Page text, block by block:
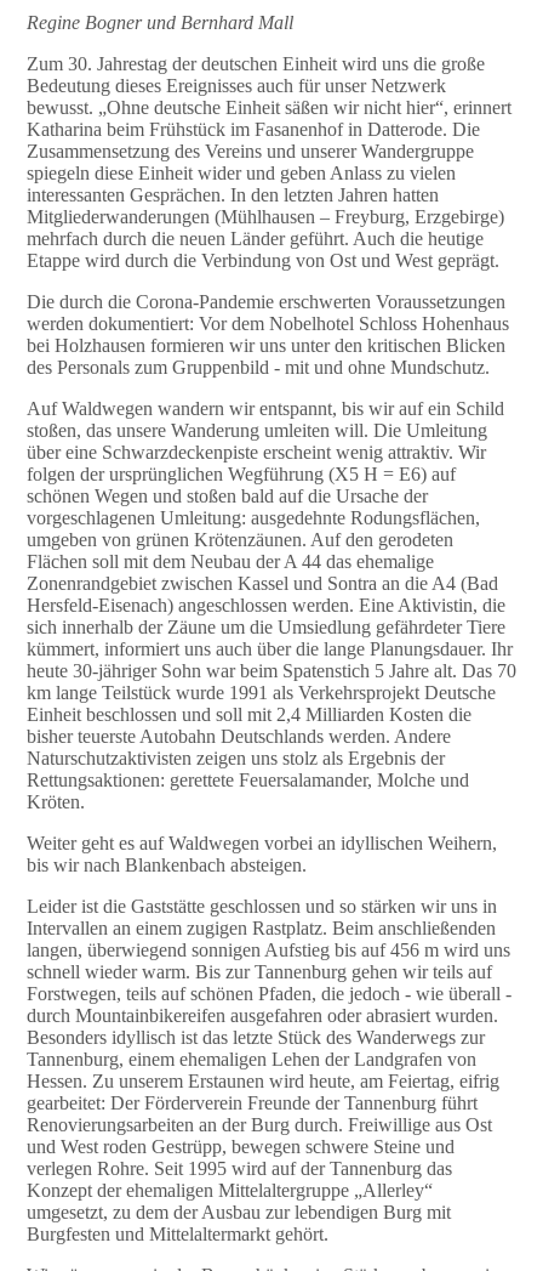
Regine Bogner und Bernhard Mall
Zum 30. Jahrestag der deutschen Einheit wird uns die große
Bedeutung dieses Ereignisses auch für unser Netzwerk
bewusst. „Ohne deutsche Einheit säßen wir nicht hier“, erinnert
Katharina beim Frühstück im Fasanenhof in Datterode. Die
Zusammensetzung des Vereins und unserer Wandergruppe
spiegeln diese Einheit wider und geben Anlass zu vielen
interessanten Gesprächen. In den letzten Jahren hatten
Mitgliederwanderungen (Mühlhausen – Freyburg, Erzgebirge)
mehrfach durch die neuen Länder geführt. Auch die heutige
Etappe wird durch die Verbindung von Ost und West geprägt.
Die durch die Corona-Pandemie erschwerten Voraussetzungen
werden dokumentiert: Vor dem Nobelhotel Schloss Hohenhaus
bei Holzhausen formieren wir uns unter den kritischen Blicken
des Personals zum Gruppenbild - mit und ohne Mundschutz.
Auf Waldwegen wandern wir entspannt, bis wir auf ein Schild
stoßen, das unsere Wanderung umleiten will. Die Umleitung
über eine Schwarzdeckenpiste erscheint wenig attraktiv. Wir
folgen der ursprünglichen Wegführung (X5 H = E6) auf
schönen Wegen und stoßen bald auf die Ursache der
vorgeschlagenen Umleitung: ausgedehnte Rodungsflächen,
umgeben von grünen Krötenzäunen. Auf den gerodeten
Flächen soll mit dem Neubau der A 44 das ehemalige
Zonenrandgebiet zwischen Kassel und Sontra an die A4 (Bad
Hersfeld-Eisenach) angeschlossen werden. Eine Aktivistin, die
sich innerhalb der Zäune um die Umsiedlung gefährdeter Tiere
kümmert, informiert uns auch über die lange Planungsdauer. Ihr
heute 30-jähriger Sohn war beim Spatenstich 5 Jahre alt. Das 70
km lange Teilstück wurde 1991 als Verkehrsprojekt Deutsche
Einheit beschlossen und soll mit 2,4 Milliarden Kosten die
bisher teuerste Autobahn Deutschlands werden. Andere
Naturschutzaktivisten zeigen uns stolz als Ergebnis der
Rettungsaktionen: gerettete Feuersalamander, Molche und
Kröten.
Weiter geht es auf Waldwegen vorbei an idyllischen Weihern,
bis wir nach Blankenbach absteigen.
Leider ist die Gaststätte geschlossen und so stärken wir uns in
Intervallen an einem zugigen Rastplatz. Beim anschließenden
langen, überwiegend sonnigen Aufstieg bis auf 456 m wird uns
schnell wieder warm. Bis zur Tannenburg gehen wir teils auf
Forstwegen, teils auf schönen Pfaden, die jedoch - wie überall -
durch Mountainbikereifen ausgefahren oder abrasiert wurden.
Besonders idyllisch ist das letzte Stück des Wanderwegs zur
Tannenburg, einem ehemaligen Lehen der Landgrafen von
Hessen. Zu unserem Erstaunen wird heute, am Feiertag, eifrig
gearbeitet: Der Förderverein Freunde der Tannenburg führt
Renovierungsarbeiten an der Burg durch. Freiwillige aus Ost
und West roden Gestrüpp, bewegen schwere Steine und
verlegen Rohre. Seit 1995 wird auf der Tannenburg das
Konzept der ehemaligen Mittelaltergruppe „Allerley“
umgesetzt, zu dem der Ausbau zur lebendigen Burg mit
Burgfesten und Mittelaltermarkt gehört.